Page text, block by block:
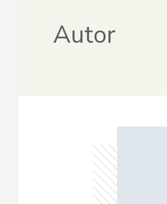
Autor